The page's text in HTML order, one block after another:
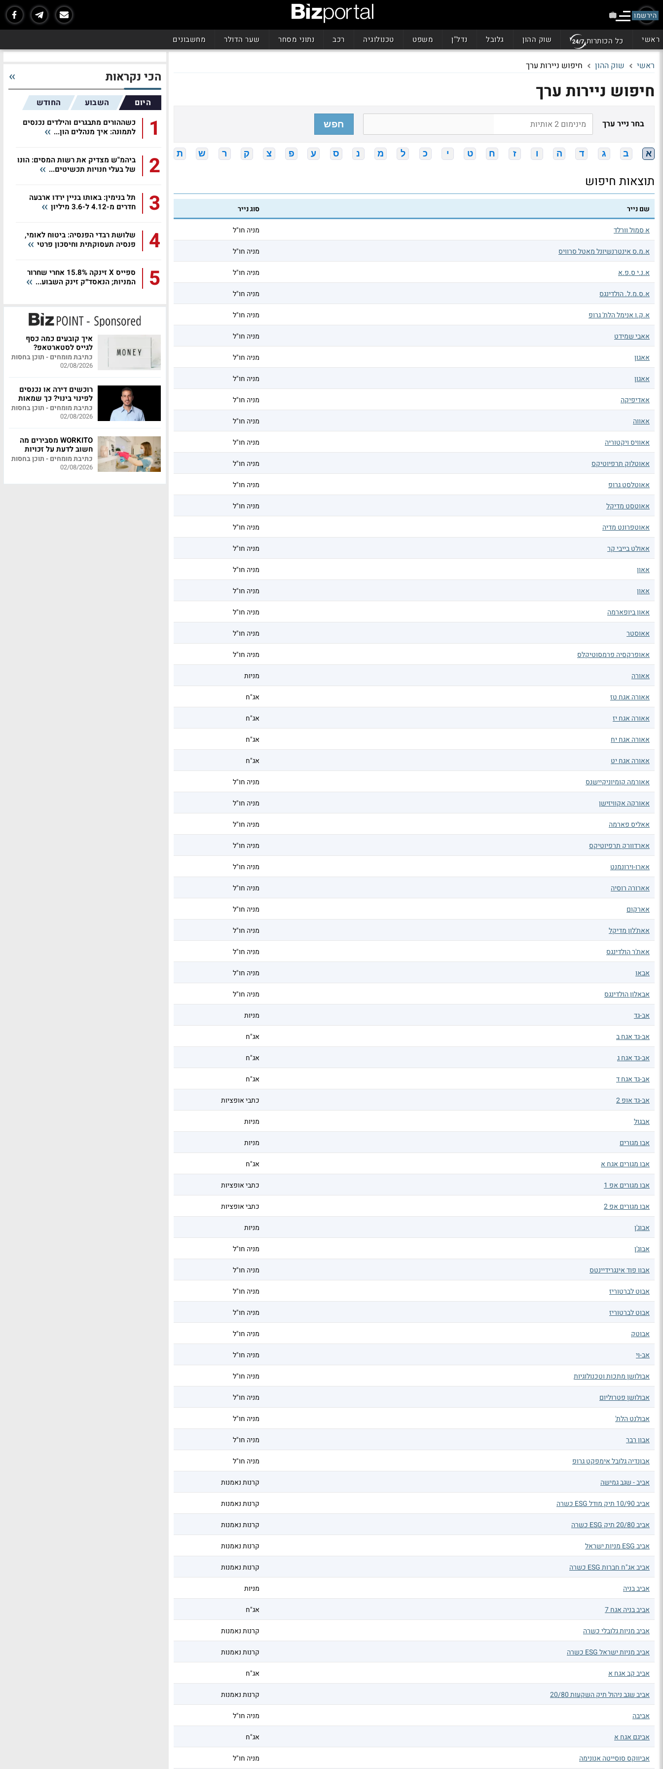
הירשמו
ראשי כל הכותרות שוק ההון גלובל נדל"ן משפט טכנולוגיה רכב נתוני מסחר שער הדולר מחשבונים
ראשי שוק ההון חיפוש ניירות ערך
חיפוש ניירות ערך
בחר נייר ערך חפש
א ב ג ד ה ו ז ח ט י כ ל מ נ ס ע פ צ ק ר ש ת
תוצאות חיפוש
שם נייר סוג נייר
א סמול וורלד מניה חו"ל
א.מ.ס אינטרנשיונל מאטל סרוויס מניה חו"ל
א.נ.י ס.פ.א מניה חו"ל
א.ס.מ.ל. הולדינגס מניה חו"ל
א.ק.ו אנימל הלת' גרופ מניה חו"ל
אאבי שמידט מניה חו"ל
אאגון מניה חו"ל
אאגון מניה חו"ל
אאדיפיקה מניה חו"ל
אאווה מניה חו"ל
אאוויס ויקטוריה מניה חו"ל
אאוטלוק תרפיוטיקס מניה חו"ל
אאוטלסט גרופ מניה חו"ל
אאוטסט מדיקל מניה חו"ל
אאוטפרונט מדיה מניה חו"ל
אאולט בייבי קר מניה חו"ל
אאון מניה חו"ל
אאון מניה חו"ל
אאון ביופארמה מניה חו"ל
אאוסטר מניה חו"ל
אאופרקסיה פרמסוטיקלס מניה חו"ל
אאורה מניות
אאורה אגח טז אג"ח
אאורה אגח יז אג"ח
אאורה אגח יח אג"ח
אאורה אגח יט אג"ח
אאורמה קומיוניקיישנס מניה חו"ל
אאורקה אקוויזישן מניה חו"ל
אאליס פארמה מניה חו"ל
אארדוורק תרפיוטיקס מניה חו"ל
אארו-וירונמנט מניה חו"ל
אארורה רוסיה מניה חו"ל
אארקום מניה חו"ל
אאת'לון מדיקל מניה חו"ל
אאת'ר הולדינגס מניה חו"ל
אבאו מניה חו"ל
אבאלון הולדינגס מניה חו"ל
אב-גד מניות
אב-גד אגח ב אג"ח
אב-גד אגח ג אג"ח
אב-גד אגח ד אג"ח
אב-גד אופ 2 כתבי אופציות
אבגול מניות
אבו מגורים מניות
אבו מגורים אגח א אג"ח
אבו מגורים אפ 1 כתבי אופציות
אבו מגורים אפ 2 כתבי אופציות
אבוג'ן מניות
אבוג'ן מניה חו"ל
אבוו פוד אינגרידיינטס מניה חו"ל
אבוט לברטוריז מניה חו"ל
אבוט לברטוריז מניה חו"ל
אבוטק מניה חו"ל
אב-וי מניה חו"ל
אבולושן מתכות וטכנולוגיות מניה חו"ל
אבולושן פטרוליום מניה חו"ל
אבולנט הלת' מניה חו"ל
אבון רבר מניה חו"ל
אבונדיה גלובל אימפקט גרופ מניה חו"ל
אביב - שגב גמישה קרנות נאמנות
אביב 10/90 תיק מודל ESG כשרה קרנות נאמנות
אביב 20/80 תיק ESG כשרה קרנות נאמנות
אביב ESG מניות ישראל קרנות נאמנות
אביב אג"ח חברות ESG כשרה קרנות נאמנות
אביב בניה מניות
אביב בניה אגח 7 אג"ח
אביב מניות גלובלי כשרה קרנות נאמנות
אביב מניות ישראל ESG כשרה קרנות נאמנות
אביב קב אגח א אג"ח
אביב שגב ניהול תיק השקעות 20/80 קרנות נאמנות
אביבה מניה חו"ל
אביגם אגח א אג"ח
אביווקס סוסייטה אנונימה מניה חו"ל
הכי נקראות
היום השבוע החודש
1
כשההורים מתבגרים והילדים נכנסים
לתמונה: איך מנהלים הון...
2
ביהמ"ש מצדיק את רשות המסים: הונו
של בעלי חנויות תכשיטים...
3
תל בנימין: באותו בניין ירדו ארבעה
חדרים מ-4.12 ל-3.6 מיליון
4
שלושת רבדי הפנסיה: ביטוח לאומי,
פנסיה תעסוקתית וחיסכון פרטי
5
ספייס X זינקה 15.8% אחרי שחרור
המניות; הנאסד״ק זינק השבוע...
איך קובעים כמה כסף
לגייס לסטארטאפ?
כתיבת מומחים - תוכן בחסות
02/08/2026
רוכשים דירה או נכנסים
לפינוי בינוי? כך שמאות
מקצועית יכולה לחסוך
לכם מאות אלפי שקלים
כתיבת מומחים - תוכן בחסות
02/08/2026
WORKITO מסבירים מה
חשוב לדעת על זכויות
עובדי משק בית
כתיבת מומחים - תוכן בחסות
02/08/2026